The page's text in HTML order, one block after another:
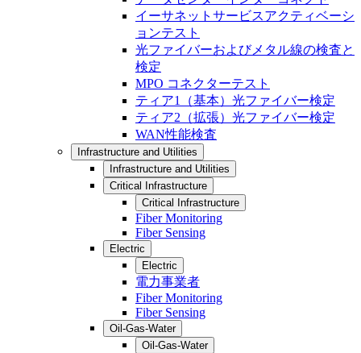
イーサネットサービスアクティベーシ
ョンテスト
光ファイバーおよびメタル線の検査と
検定
MPO コネクターテスト
ティア1（基本）光ファイバー検定
ティア2（拡張）光ファイバー検定
WAN性能検査
Infrastructure and Utilities
Infrastructure and Utilities
Critical Infrastructure
Critical Infrastructure
Fiber Monitoring
Fiber Sensing
Electric
Electric
電力事業者
Fiber Monitoring
Fiber Sensing
Oil-Gas-Water
Oil-Gas-Water